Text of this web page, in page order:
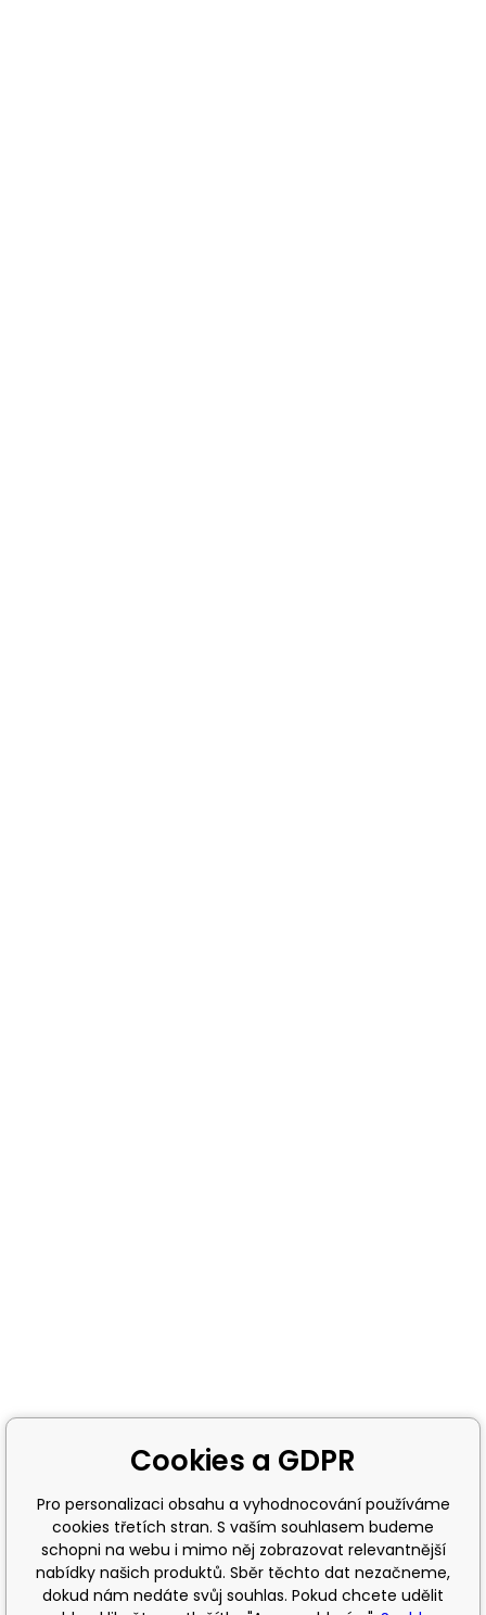
Cookies a GDPR
Pro personalizaci obsahu a vyhodnocování používáme
cookies třetích stran. S vaším souhlasem budeme
schopni na webu i mimo něj zobrazovat relevantnější
nabídky našich produktů. Sběr těchto dat nezačneme,
dokud nám nedáte svůj souhlas. Pokud chcete udělit